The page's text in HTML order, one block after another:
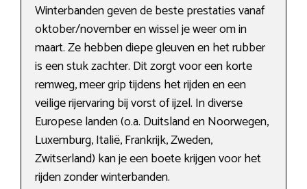
Winterbanden geven de beste prestaties vanaf
oktober/november en wissel je weer om in
maart. Ze hebben diepe gleuven en het rubber
is een stuk zachter. Dit zorgt voor een korte
remweg, meer grip tijdens het rijden en een
veilige rijervaring bij vorst of ijzel. In diverse
Europese landen (o.a. Duitsland en Noorwegen,
Luxemburg, Italië, Frankrijk, Zweden,
Zwitserland) kan je een boete krijgen voor het
rijden zonder winterbanden.